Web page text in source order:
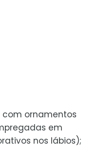
ornamentos
em
nos lábios);